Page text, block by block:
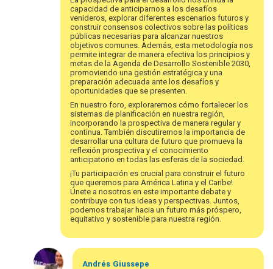
capacidad de anticiparnos a los desafíos
venideros, explorar diferentes escenarios futuros y
construir consensos colectivos sobre las políticas
públicas necesarias para alcanzar nuestros
objetivos comunes. Además, esta metodología nos
permite integrar de manera efectiva los principios y
metas de la Agenda de Desarrollo Sostenible 2030,
promoviendo una gestión estratégica y una
preparación adecuada ante los desafíos y
oportunidades que se presenten.
En nuestro foro, exploraremos cómo fortalecer los
sistemas de planificación en nuestra región,
incorporando la prospectiva de manera regular y
continua. También discutiremos la importancia de
desarrollar una cultura de futuro que promueva la
reflexión prospectiva y el conocimiento
anticipatorio en todas las esferas de la sociedad.
¡Tu participación es crucial para construir el futuro
que queremos para América Latina y el Caribe!
Únete a nosotros en este importante debate y
contribuye con tus ideas y perspectivas. Juntos,
podemos trabajar hacia un futuro más próspero,
equitativo y sostenible para nuestra región.
Andrés Giussepe